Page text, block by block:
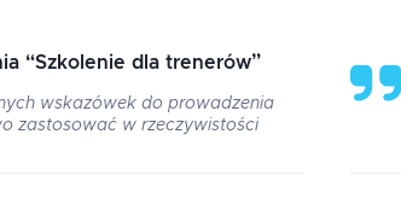
“Szkolenie dla trenerów”
wskazówek do prowadzenia
zastosować w rzeczywistości